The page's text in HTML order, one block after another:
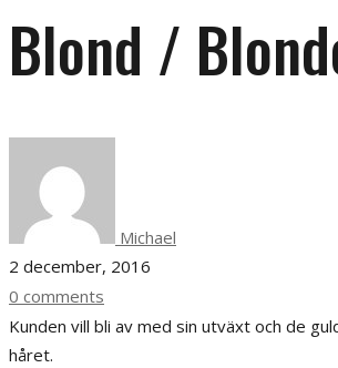
Blond /
Michael
2 december, 2016
0 comments
Kunden vill bli av med sin utväxt och de
håret.